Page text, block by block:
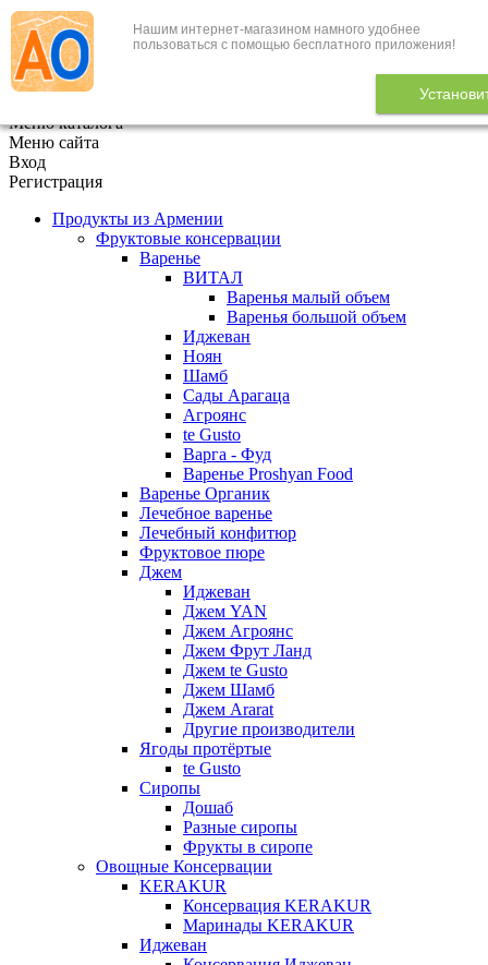
Нашим интернет-магазином намного удобнее
пользоваться с помощью бесплатного приложения!
+7 (495) 646-888-1
В корзине 0
Меню каталога
Меню сайта
Вход
Регистрация
Продукты из Армении
Фруктовые консервации
Варенье
ВИТАЛ
Варенья малый объем
Варенья большой объем
Иджеван
Ноян
Шамб
Сады Арагаца
Агроянс
te Gusto
Варга - Фуд
Варенье Proshyan Food
Варенье Органик
Лечебное варенье
Лечебный конфитюр
Фруктовое пюре
Джем
Иджеван
Джем YAN
Джем Агроянс
Джем Фрут Ланд
Джем te Gusto
Джем Шамб
Джем Ararat
Другие производители
Ягоды протёртые
te Gusto
Сиропы
Дошаб
Разные сиропы
Фрукты в сиропе
Овощные Консервации
KERAKUR
Консервация KERAKUR
Маринады KERAKUR
Иджеван